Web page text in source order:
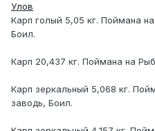
Улов
Карп голый 5,05 кг. Поймана
Боил.
Карп 20,437 кг. Поймана на
Карп зеркальный 5,068 кг.
заводь, Боил.